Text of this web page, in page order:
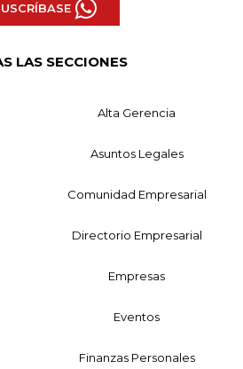
LAS SECCIONES
Alta Gerencia
Asuntos Legales
Comunidad Empresarial
Directorio Empresarial
Empresas
Eventos
Finanzas Personales